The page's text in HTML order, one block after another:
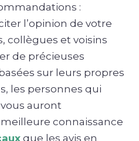
:
l’opinion de votre
collègues et voisins
de précieuses
sur leurs propres
les personnes qui
auront
connaissance
que les avis en